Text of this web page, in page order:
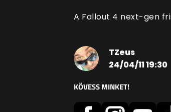
A Fallout 4 next-gen
TZeus
24/04/11 19:30
KÖVESS MINKET!